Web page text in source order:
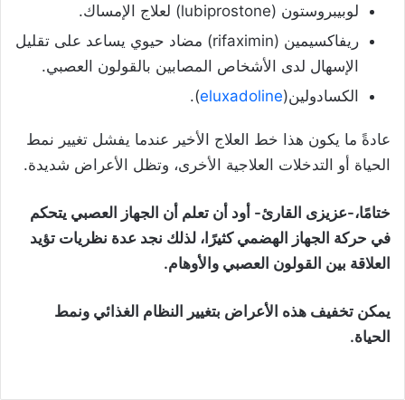
لوبيبروستون (lubiprostone) لعلاج الإمساك.
ريفاكسيمين (rifaximin) مضاد حيوي يساعد على تقليل
الإسهال لدى الأشخاص المصابين بالقولون العصبي.
الكسادولين(eluxadoline
).
عادةً ما يكون هذا خط العلاج الأخير عندما يفشل تغيير نمط
الحياة أو التدخلات العلاجية الأخرى، وتظل الأعراض شديدة.
ختامًا،-عزيزى القارئ- أود أن تعلم أن الجهاز العصبي يتحكم
في حركة الجهاز الهضمي كثيرًا، لذلك نجد عدة نظريات تؤيد
العلاقة بين القولون العصبي والأوهام.
يمكن تخفيف هذه الأعراض بتغيير النظام الغذائي ونمط
الحياة.